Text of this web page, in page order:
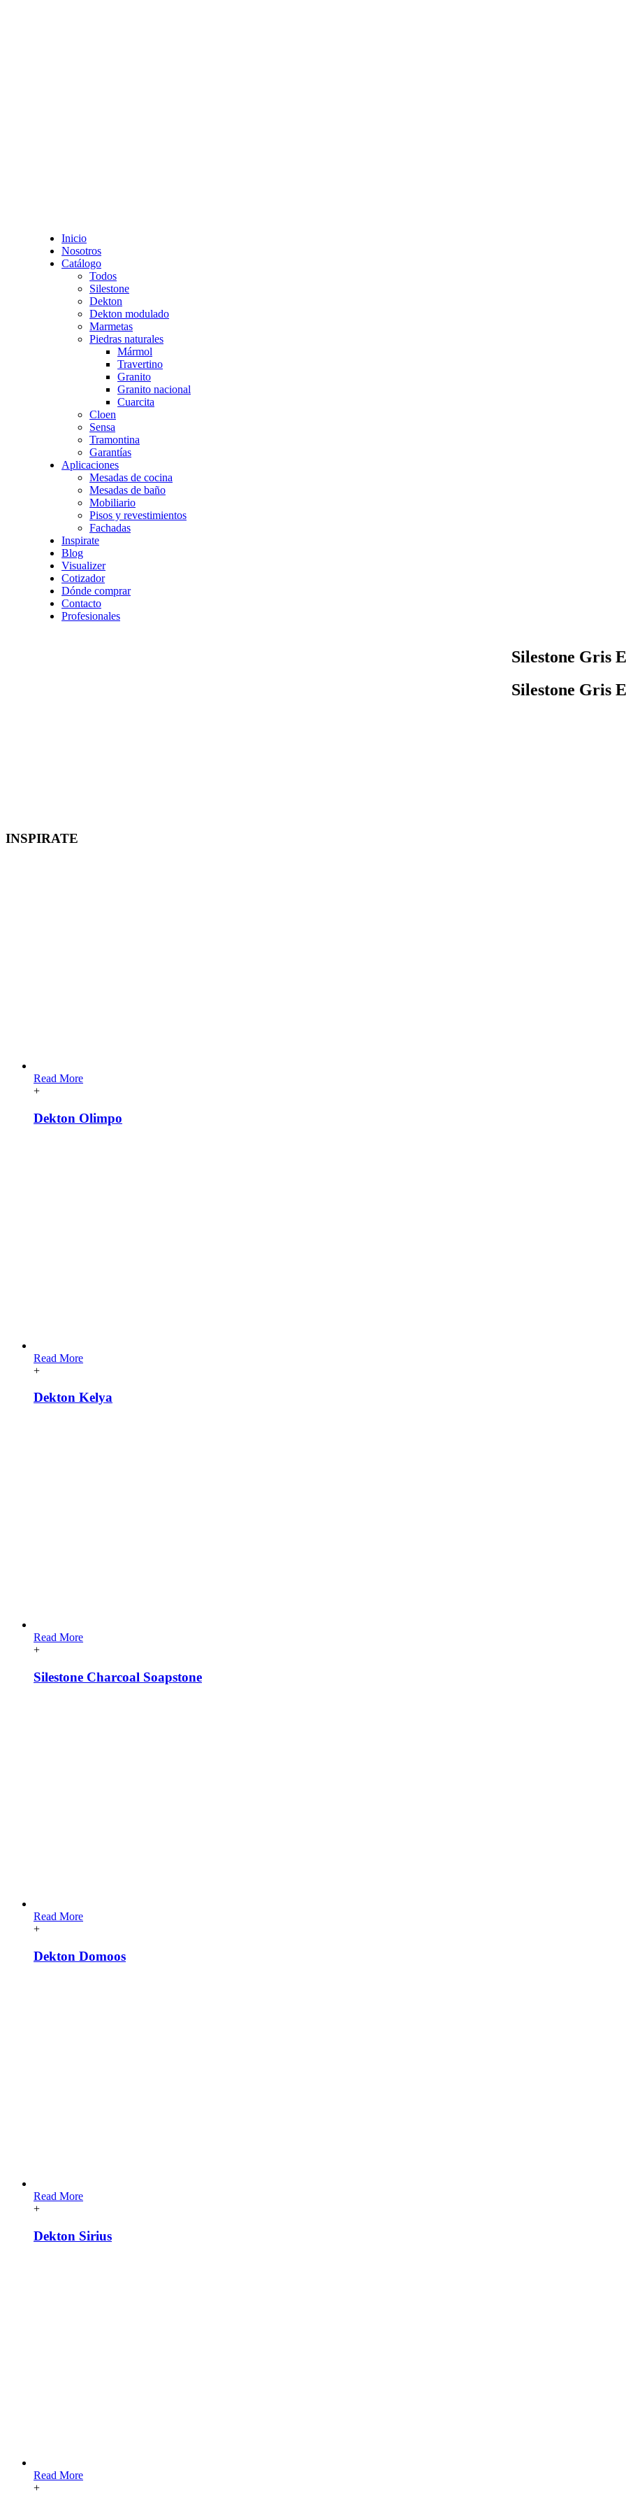
Inicio
Nosotros
Catálogo
Todos
Silestone
Dekton
Dekton modulado
Marmetas
Piedras naturales
Mármol
Travertino
Granito
Granito nacional
Cuarcita
Cloen
Sensa
Tramontina
Garantías
Aplicaciones
Mesadas de cocina
Mesadas de baño
Mobiliario
Pisos y revestimientos
Fachadas
Inspirate
Blog
Visualizer
Cotizador
Dónde comprar
Contacto
Profesionales
Silestone Gris
Silestone Gris
INSPIRATE
Read More
+
Dekton Olimpo
Read More
+
Dekton Kelya
Read More
+
Silestone Charcoal Soapstone
Read More
+
Dekton Domoos
Read More
+
Dekton Sirius
Read More
+